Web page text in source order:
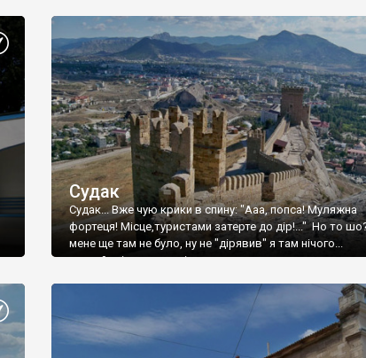
Судак
Судак... Вже чую крики в спину: "Ааа, попса! Муляжна
фортеця! Місце,туристами затерте до дір!..." Но то
мене ще там не було, ну не "дірявив" я там нічого...
принаймні до цього літа.